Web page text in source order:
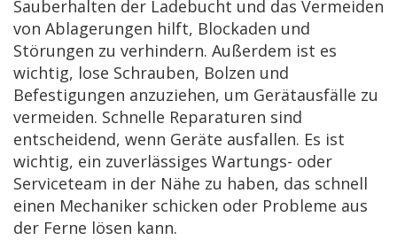
Sauberhalten der Ladebucht und das Vermeiden
von Ablagerungen hilft, Blockaden und
Störungen zu verhindern. Außerdem ist es
wichtig, lose Schrauben, Bolzen und
Befestigungen anzuziehen, um Gerätausfälle zu
vermeiden. Schnelle Reparaturen sind
entscheidend, wenn Geräte ausfallen. Es ist
wichtig, ein zuverlässiges Wartungs- oder
Serviceteam in der Nähe zu haben, das schnell
einen Mechaniker schicken oder Probleme aus
der Ferne lösen kann.